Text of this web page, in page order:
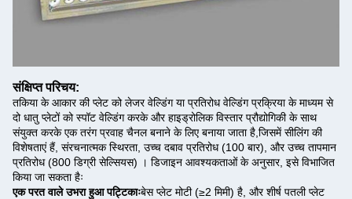
संक्षिप्त परिचय:
तकिया के आकार की प्लेट को लेजर वेल्डिंग या प्रतिरोध वेल्डिंग प्रक्रिया के माध्यम से
दो धातु प्लेटों को स्पॉट वेल्डिंग करके और हाइड्रोलिक विस्तार प्रौद्योगिकी के साथ
संयुक्त करके एक तरंग प्रवाह चैनल बनाने के लिए बनाया जाता है,जिसमें सीलिंग की
विशेषताएं हैं, संरचनात्मक स्थिरता, उच्च दबाव प्रतिरोध (100 बार), और उच्च तापमान
प्रतिरोध (800 डिग्री सेल्सियस) । डिजाइन आवश्यकताओं के अनुसार, इसे विभाजित
किया जा सकता हैः
एक परत वाले उभरा हुआ पट्टिकाःबेस प्लेट मोटी (≥2 मिमी) है, और शीर्ष पतली प्लेट